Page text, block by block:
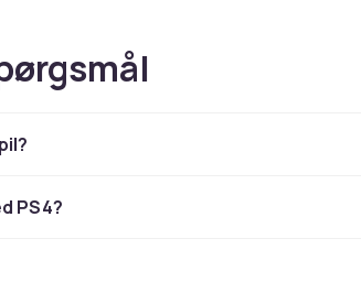
PS5-spil
Cross-gen spil fås til PS4 og
PS4?